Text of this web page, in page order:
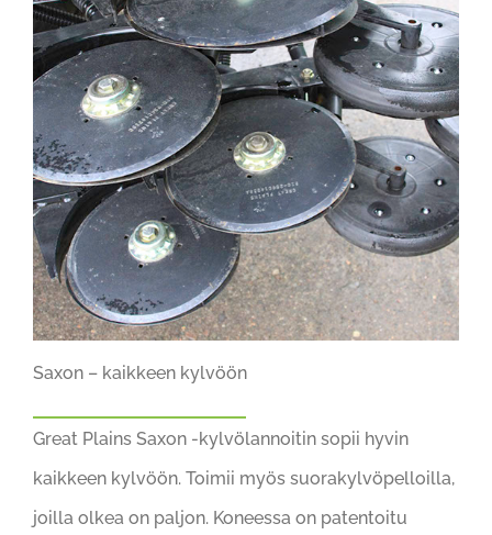
Saxon – kaikkeen kylvöön
Great Plains Saxon -kylvölannoitin sopii hyvin
kaikkeen kylvöön. Toimii myös suorakylvöpelloilla,
joilla olkea on paljon. Koneessa on patentoitu